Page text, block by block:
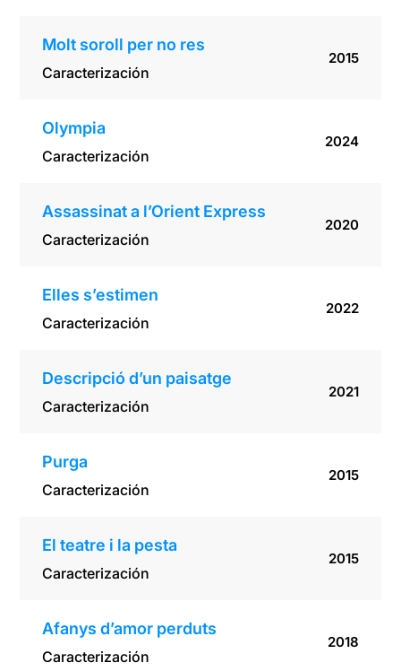
Molt soroll per no res
Caracterización
2015
Olympia
Caracterización
2024
Assassinat a l’Orient Express
Caracterización
2020
Elles s’estimen
Caracterización
2022
Descripció d’un paisatge
Caracterización
2021
Purga
Caracterización
2015
El teatre i la pesta
Caracterización
2015
Afanys d’amor perduts
Caracterización
2018